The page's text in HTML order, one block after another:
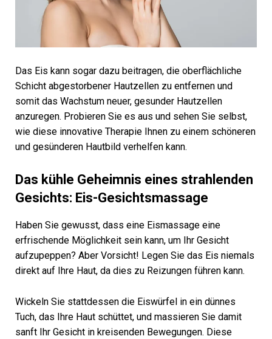
Das Eis kann sogar dazu beitragen, die oberflächliche
Schicht abgestorbener Hautzellen zu entfernen und
somit das Wachstum neuer, gesunder Hautzellen
anzuregen. Probieren Sie es aus und sehen Sie selbst,
wie diese innovative Therapie Ihnen zu einem schöneren
und gesünderen Hautbild verhelfen kann.
Das kühle Geheimnis eines strahlenden
Gesichts: Eis-Gesichtsmassage
Haben Sie gewusst, dass eine Eismassage eine
erfrischende Möglichkeit sein kann, um Ihr Gesicht
aufzupeppen? Aber Vorsicht! Legen Sie das Eis niemals
direkt auf Ihre Haut, da dies zu Reizungen führen kann.
Wickeln Sie stattdessen die Eiswürfel in ein dünnes
Tuch, das Ihre Haut schüttet, und massieren Sie damit
sanft Ihr Gesicht in kreisenden Bewegungen. Diese